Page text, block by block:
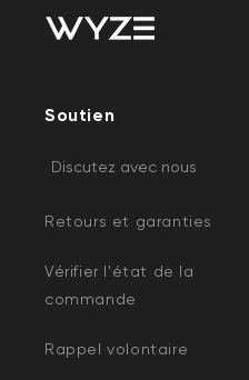
Soutien
Discutez avec nous
Retours et garanties
Vérifier l'état de la
commande
Rappel volontaire